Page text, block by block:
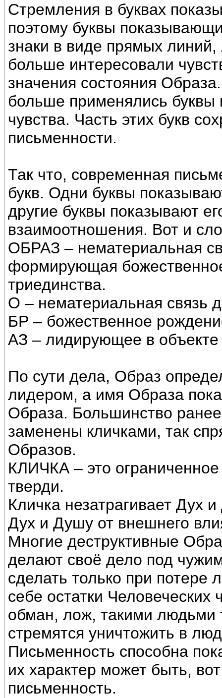
Стремления в буквах
поэтому буквы
знаки в виде прямых
больше интересовали
значения состояния
больше применялись
чувства. Часть этих букв
письменности.
Так что, современная
букв. Одни буквы
другие буквы показывают
взаимоотношения. Вот и
ОБРАЗ – нематериальная
формирующая
триединства.
О – нематериальная связь
БР – божественное
АЗ – лидирующее в
По сути дела, Образ
лидером, а имя Образа
Образа. Большинство
заменены кличками, так
Образов.
КЛИЧКА – это
тверди.
Кличка незатрагивает Дух
Дух и Душу от внешнего
Многие деструктивные
делают своё дело под
сделать только при
себе остатки Человеческих
обман, лож, такими людьми
стремятся уничтожить в
Письменность способна
их характер может быть,
письменность.